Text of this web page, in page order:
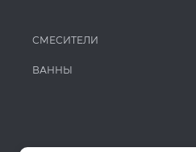
СМЕСИТЕЛИ
ВАННЫ